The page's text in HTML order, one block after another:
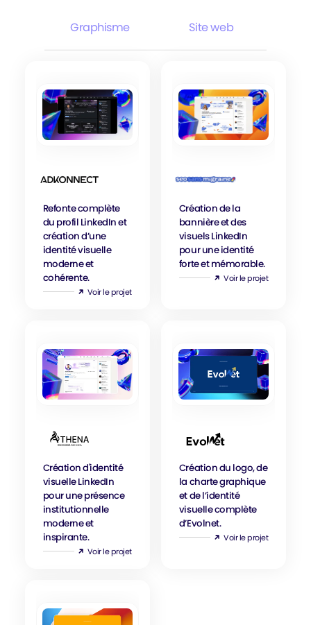
Graphisme Site web
Azeroual
Refonte complète
du profil LinkedIn et
création d’une
identité visuelle
moderne et
cohérente.
Voir le projet
Bart
Création de la
bannière et des
visuels LinkedIn
pour une identité
forte et mémorable.
Voir le projet
Mouêtaux
Création d'identité
visuelle LinkedIn
pour une présence
institutionnelle
moderne et
inspirante.
Voir le projet
Création du logo, de
la charte graphique
et de l’identité
visuelle complète
d’Evolnet.
Voir le projet